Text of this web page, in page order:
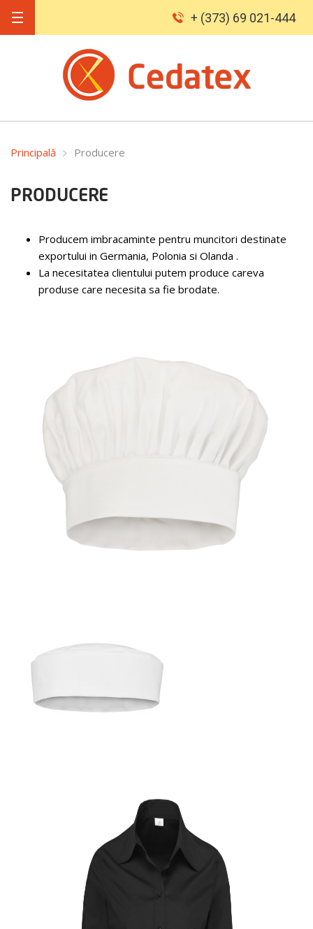
+ (373) 69 021-444
Principală Producere
PRODUCERE
Producem imbracaminte pentru muncitori destinate
exportului in Germania, Polonia si Olanda .
La necesitatea clientului putem produce careva
produse care necesita sa fie brodate.